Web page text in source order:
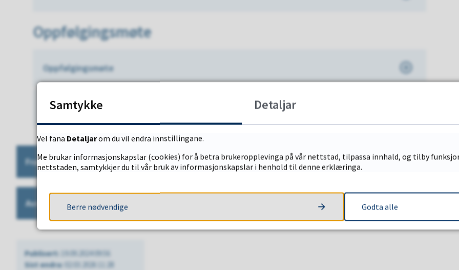
Oppfølgingsmøte
Oppfølgingsmøte
Vegen vidare
Framleis uroa
Avslutt saka
Publisert
19.09.2024 09:56
Sist endra
02.03.2026 11:28
Samtykke Detaljar
Vel fana Detaljarom du vil endra innstillingane.
Me brukar informasjonskapslar (cookies) for å betra brukeropplevinga på vår nettstad, tilpassa innhald, og tilby
nettstaden, samtykkjer du til vår bruk av informasjonskapslar i henhold til denne erklæringa.
Berre nødvendige Godta alle